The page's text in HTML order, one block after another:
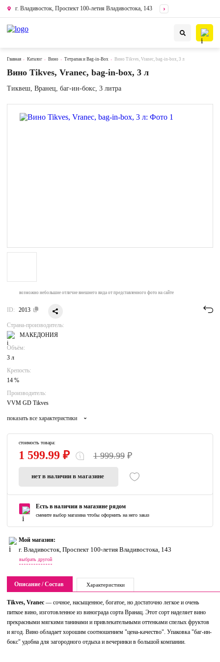
г. Владивосток, Проспект 100-летия Владивостока, 143
Главная Каталог Вино Тетрапак и Bag-in-Box Вино Tikves, Vranec, bag-in-box, 3 л
Вино Tikves, Vranec, bag-in-box, 3 л
Тиквеш, Вранец, баг-ин-бокс, 3 литра
возможно небольшие отличие внешнего вида от представленного фото на сайте
ID: 2013
Страна-производитель:
МАКЕДОНИЯ
Объём:
3 л
Крепость:
14 %
Производитель:
VVM GD Tikves
показать все характеристики
стоимость товара:
1 599.99 ₽ 1 999.99 ₽
нет в наличии в магазине
Есть в наличии в магазине рядом
смените выбор магазина чтобы оформить на него заказ
Мой магазин:
г. Владивосток, Проспект 100-летия Владивостока, 143
выбрать другой
Описание / Состав Характеристики
Tikves, Vranec — сочное, насыщенное, богатое, но достаточно легкое и очень
питкое вино, изготовленное из винограда сорта Вранац. Этот сорт наделяет вино
прекрасными мягкими танинами и привлекательными оттенками спелых фруктов
и ягод. Вино обладает хорошим соотношением "цена-качество". Упаковка "баг-ин-
бокс" удобна для загородного отдыха и вечеринки в большой компании.